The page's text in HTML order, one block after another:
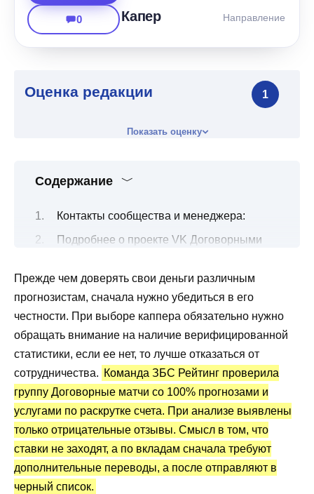
0 Капер Направление
Оценка редакции 1
Показать оценку
Содержание
Контакты сообщества и менеджера:
Подробнее о проекте VK Договорными
Все о раскрутке счета и 100% прогнозах
Договорные матчи от Алексея Андреева:
статистика и отзывы
Прежде чем доверять свои деньги различным
прогнозистам, сначала нужно убедиться в его
честности. При выборе каппера обязательно нужно
обращать внимание на наличие верифицированной
статистики, если ее нет, то лучше отказаться от
сотрудничества. Команда ЗБС Рейтинг проверила
группу Договорные матчи со 100% прогнозами и
услугами по раскрутке счета. При анализе выявлены
только отрицательные отзывы. Смысл в том, что
ставки не заходят, а по вкладам сначала требуют
дополнительные переводы, а после отправляют в
черный список.